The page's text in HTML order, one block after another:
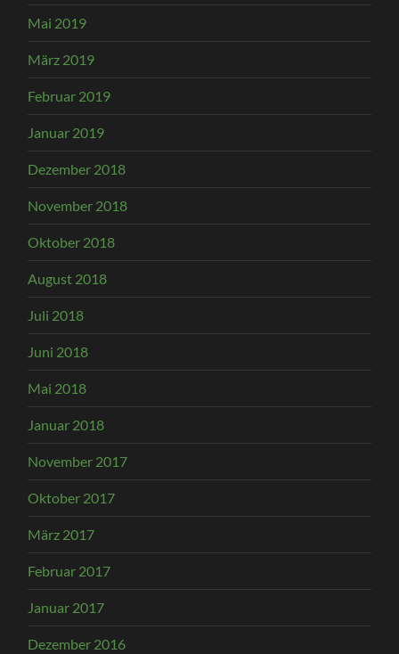
Mai 2019
März 2019
Februar 2019
Januar 2019
Dezember 2018
November 2018
Oktober 2018
August 2018
Juli 2018
Juni 2018
Mai 2018
Januar 2018
November 2017
Oktober 2017
März 2017
Februar 2017
Januar 2017
Dezember 2016